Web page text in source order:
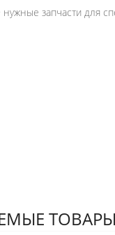
запчасти для
ТОВАРЫ